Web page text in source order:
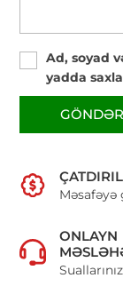
Ad, soyad
yadda saxla
GÖNDƏR
Məsafəyə
ONLAYN